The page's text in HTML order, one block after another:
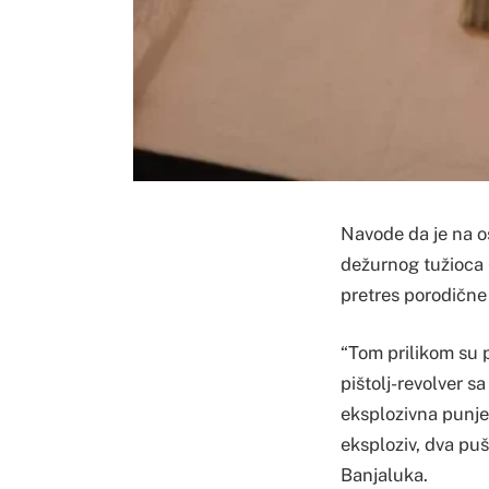
Navode da je na
dežurnog tužioca
pretres
“Tom prilikom su
pištolj-revolver
eksplozivna
eksploziv, dva
Banjaluka.